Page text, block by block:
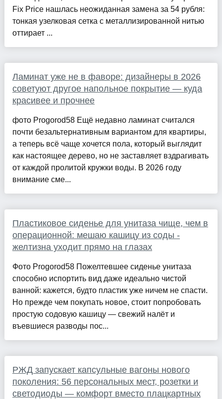
Fix Price нашлась неожиданная замена за 54 рубля:
тонкая узелковая сетка с металлизированной нитью
оттирает ...
Ламинат уже не в фаворе: дизайнеры в 2026
советуют другое напольное покрытие — куда
красивее и прочнее
фото Progorod58 Ещё недавно ламинат считался
почти безальтернативным вариантом для квартиры,
а теперь всё чаще хочется пола, который выглядит
как настоящее дерево, но не заставляет вздрагивать
от каждой пролитой кружки воды. В 2026 году
внимание сме...
Пластиковое сиденье для унитаза чище, чем в
операционной: мешаю кашицу из соды -
желтизна уходит прямо на глазах
Фото Progorod58 Пожелтевшее сиденье унитаза
способно испортить вид даже идеально чистой
ванной: кажется, будто пластик уже ничем не спасти.
Но прежде чем покупать новое, стоит попробовать
простую содовую кашицу — свежий налёт и
въевшиеся разводы пос...
РЖД запускает капсульные вагоны нового
поколения: 56 персональных мест, розетки и
светодиоды — комфорт вместо плацкартных